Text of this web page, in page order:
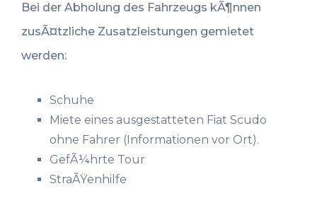
Bei der Abholung des Fahrzeugs kÃ¶nnen
zusÃ¤tzliche Zusatzleistungen gemietet
werden:
Schuhe
Miete eines ausgestatteten Fiat Scudo
ohne Fahrer (Informationen vor Ort).
GefÃ¼hrte Tour
StraÃŸenhilfe